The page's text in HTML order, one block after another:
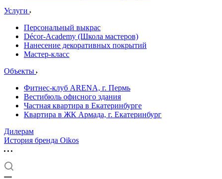
Услуги
Персональный выкрас
Décor-Academy (Школа мастеров)
Нанесение декоративных покрытий
Мастер-класс
Объекты
Фитнес-клуб ARENA, г. Пермь
Вестибюль офисного здания
Частная квартира в Екатеринбурге
Квартира в ЖК Армада, г. Екатеринбург
Дилерам
История бренда Oikos